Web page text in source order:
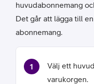
huvudabonnemang
Det går att lägga till
abonnemang.
Välj ett
varukorgen.